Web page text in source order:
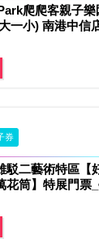
爬爬客親子
一小) 南港中信
券
駁二藝術特區【
花筒】特展門票